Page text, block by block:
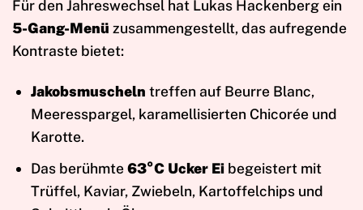
Für den Jahreswechsel hat Lukas Hackenberg ein
5-Gang-Menü zusammengestellt, das aufregende
Kontraste bietet:
Jakobsmuscheln treffen auf Beurre Blanc,
Meeresspargel, karamellisierten Chicorée und
Karotte.
Das berühmte63°C Ucker Eibegeistert mit
Trüffel, Kaviar, Zwiebeln, Kartoffelchips und